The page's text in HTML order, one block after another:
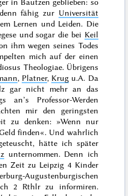
fähig zur Universität
Lernen und Leiden. Die
und sogar die bei Keil
ihm wegen seines Todes
mich auf der einen
Theologiae. Übrigens
, Platner, Krug u.A. Da
gar nicht mehr an das
an’s Professor-Werden
mir den geringsten
zu denken: »Wenn nur
finden«. Und wahrlich
hätte ich später
unternommen. Denn ich
Zeit zu Leipzig 4 Kinder
Augustenburgischen
2 Rthlr zu informiren.